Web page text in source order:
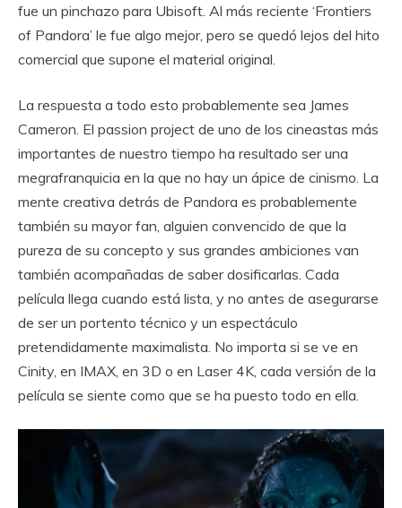
fue un pinchazo para Ubisoft. Al más reciente ‘Frontiers
of Pandora’ le fue algo mejor, pero se quedó lejos del hito
comercial que supone el material original.
La respuesta a todo esto probablemente sea James
Cameron. El passion project de uno de los cineastas más
importantes de nuestro tiempo ha resultado ser una
megrafranquicia en la que no hay un ápice de cinismo. La
mente creativa detrás de Pandora es probablemente
también su mayor fan, alguien convencido de que la
pureza de su concepto y sus grandes ambiciones van
también acompañadas de saber dosificarlas. Cada
película llega cuando está lista, y no antes de asegurarse
de ser un portento técnico y un espectáculo
pretendidamente maximalista. No importa si se ve en
Cinity, en IMAX, en 3D o en Laser 4K, cada versión de la
película se siente como que se ha puesto todo en ella.